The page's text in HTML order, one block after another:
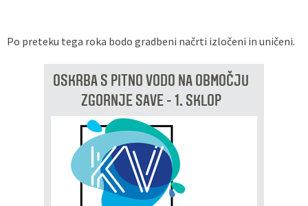
Po preteku tega roka bodo gradbeni načrti izločeni in uničeni.
OSKRBA S PITNO VODO NA OBMOČJU
ZGORNJE SAVE - 1. SKLOP